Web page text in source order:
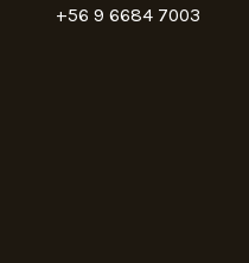
+56 9 6684 7003